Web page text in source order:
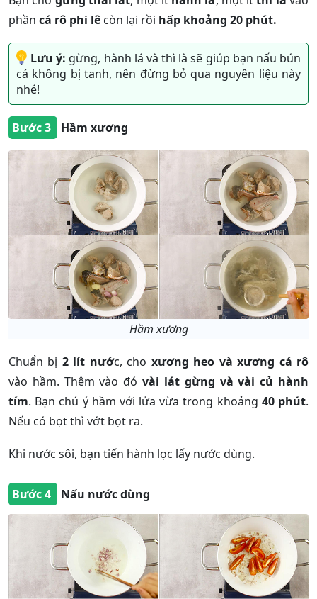
phần cá rô phi lê còn lại rồi hấp khoảng 20 phút.
Lưu ý: gừng, hành lá và thì là sẽ giúp bạn nấu bún
cá không bị tanh, nên đừng bỏ qua nguyên liệu này
nhé!
Bước 3 Hầm xương
Hầm xương
Chuẩn bị 2 lít nước, cho xương heo và xương cá rô
vào hầm. Thêm vào đóvài lát gừng và vài củ hành
tím. Bạn chú ý hầm với lửa vừa trong khoảng 40 phút.
Nếu có bọt thì vớt bọt ra.
Khi nước sôi, bạn tiến hành lọc lấy nước dùng.
Bước 4 Nấu nước dùng